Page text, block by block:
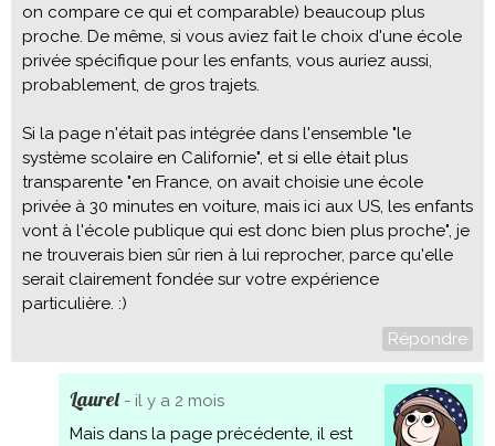
on compare ce qui et comparable) beaucoup plus
proche. De même, si vous aviez fait le choix d'une école
privée spécifique pour les enfants, vous auriez aussi,
probablement, de gros trajets.
Si la page n'était pas intégrée dans l'ensemble "le
système scolaire en Californie", et si elle était plus
transparente "en France, on avait choisie une école
privée à 30 minutes en voiture, mais ici aux US, les enfants
vont à l'école publique qui est donc bien plus proche", je
ne trouverais bien sûr rien à lui reprocher, parce qu'elle
serait clairement fondée sur votre expérience
particulière. :)
Répondre
Laurel- il y a 2 mois
Mais dans la page précédente, il est